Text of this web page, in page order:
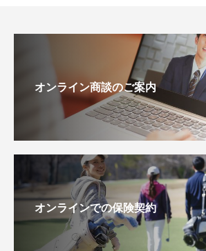
オンライン商談のご案内
オンラインでの保険契約